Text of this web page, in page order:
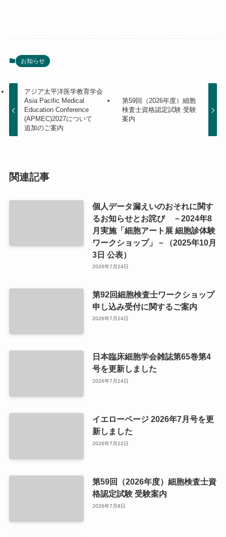
お知らせ
アジア太平洋医学教育学会
Asia Pacific Medical
Education Conference
(APMEC)2027について
追加のご案内
第59回（2026年度）細胞
検査士資格認定試験 受験
案内
関連記事
個人データ漏えいのおそれに関す
るお知らせとお詫び －2024年8
月実施「細胞アート展 細胞診体験
ワークショップ」－（2025年10月
3日 公表）
2026年7月24日
第92回細胞検査士ワークショップ
申し込み受付に関するご案内
2026年7月24日
日本臨床細胞学会雑誌第65巻第4
号を更新しました
2026年7月24日
イエローページ 2026年7月号を更
新しました
2026年7月22日
第59回（2026年度）細胞検査士資
格認定試験 受験案内
2026年7月8日